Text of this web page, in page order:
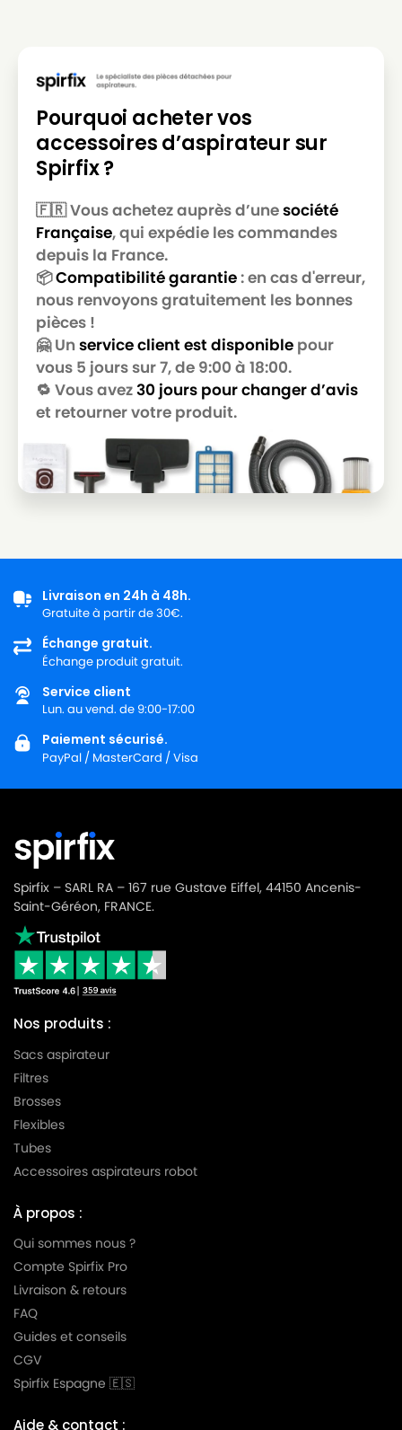
Pourquoi acheter vos
accessoires d’aspirateur sur
Spirfix ?
🇫🇷 Vous achetez auprès d’unesociété
Française, qui expédie les commandes
depuis la France.
📦Compatibilité garantie: en cas d'erreur,
nous renvoyons gratuitement les bonnes
pièces !
🤗 Un service client est disponible pour
vous 5 jours sur 7, de 9:00 à 18:00.
🔁 Vous avez30 jours pour changer d’avis
et retourner votre produit.
Livraison en 24h à 48h.
Gratuite à partir de 30€.
Échange gratuit.
Échange produit gratuit.
Service client
Lun. au vend. de 9:00-17:00
Paiement sécurisé.
PayPal / MasterCard / Visa
Spirfix – SARL RA – 167 rue Gustave Eiffel, 44150 Ancenis-
Saint-Géréon, FRANCE.
Nos produits :
Sacs aspirateur
Filtres
Brosses
Flexibles
Tubes
Accessoires aspirateurs robot
À propos :
Qui sommes nous ?
Compte Spirfix Pro
Livraison & retours
FAQ
Guides et conseils
CGV
Spirfix Espagne 🇪🇸
Aide & contact :